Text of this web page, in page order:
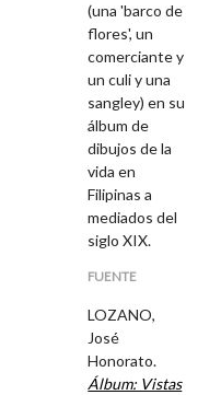
(una 'barco de
flores', un
comerciante y
un culi y una
sangley) en su
álbum de
dibujos de la
vida en
Filipinas a
mediados del
siglo XIX.
FUENTE
LOZANO,
José
Honorato.
Álbum: Vistas